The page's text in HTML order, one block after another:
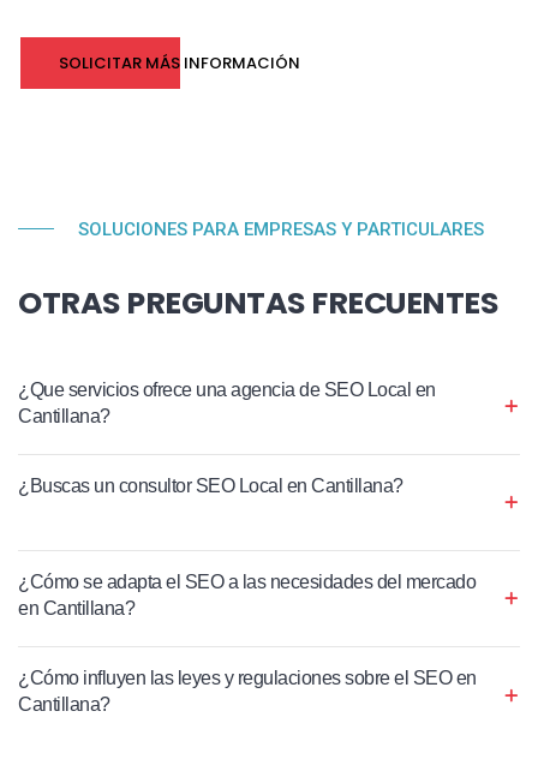
SOLICITAR MÁS INFORMACIÓN
SOLUCIONES PARA EMPRESAS Y PARTICULARES
OTRAS PREGUNTAS FRECUENTES
¿Que servicios ofrece una agencia de SEO Local en
Cantillana?
¿Buscas un consultor SEO Local en Cantillana?
¿Cómo se adapta el SEO a las necesidades del mercado
en Cantillana?
¿Cómo influyen las leyes y regulaciones sobre el SEO en
Cantillana?